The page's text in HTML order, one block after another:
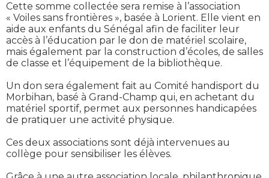
Cette somme collectée sera remise à l’association
« Voiles sans frontières », basée à Lorient. Elle vient en
aide aux enfants du Sénégal afin de faciliter leur
accès à l’éducation par le don de matériel scolaire,
mais également par la construction d’écoles, de salles
de classe et l’équipement de la bibliothèque.
Un don sera également fait au Comité handisport du
Morbihan, basé à Grand-Champ qui, en achetant du
matériel sportif, permet aux personnes handicapées
de pratiquer une activité physique.
Ces deux associations sont déjà intervenues au
collège pour sensibiliser les élèves.